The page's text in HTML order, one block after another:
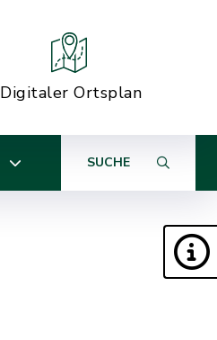
Digitaler Ortsplan
SUCHE